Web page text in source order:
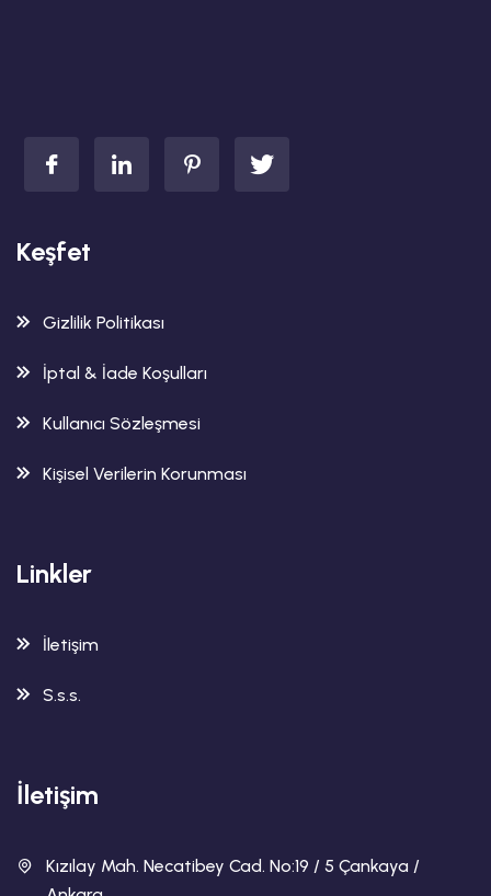
Keşfet
Gizlilik Politikası
İptal & İade Koşulları
Kullanıcı Sözleşmesi
Kişisel Verilerin Korunması
Linkler
İletişim
S.s.s.
İletişim
Kızılay Mah. Necatibey Cad. No:19 / 5 Çankaya /